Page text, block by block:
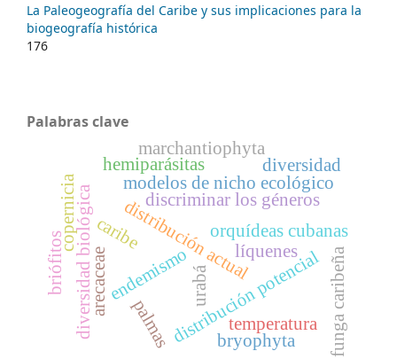
La Paleogeografía del Caribe y sus implicaciones para la
biogeografía histórica
176
Palabras clave
orquídeas cubanas
discriminar los géneros
distribución actual
distribución potencial
modelos de nicho ecológico
caribe
endemismo líquenes
diversidad biológica
hemiparásitas
urabá
arecaceae
copernicia
palmas
briófitos
bryophyta
marchantiophyta
funga caribeña
temperatura
diversidad